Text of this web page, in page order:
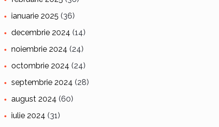
ianuarie 2025 (36)
decembrie 2024 (14)
noiembrie 2024 (24)
octombrie 2024 (24)
septembrie 2024 (28)
august 2024 (60)
iulie 2024 (31)